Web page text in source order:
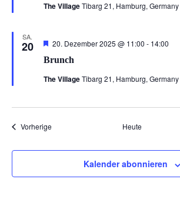
The VillageTibarg 21, Hamburg, Germany
SA.
20
Brunch
Hervorgehoben
20. Dezember 2025 @ 11:00 - 14:00
The VillageTibarg 21, Hamburg, Germany
VorherigeVeranstaltungen Heute
Kalender abonnieren